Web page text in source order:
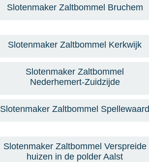
Slotenmaker Zaltbommel Bruchem
Slotenmaker Zaltbommel Kerkwijk
Slotenmaker Zaltbommel
Nederhemert-Zuidzijde
Slotenmaker Zaltbommel Spellewaard
Slotenmaker Zaltbommel Verspreide
huizen in de polder Aalst